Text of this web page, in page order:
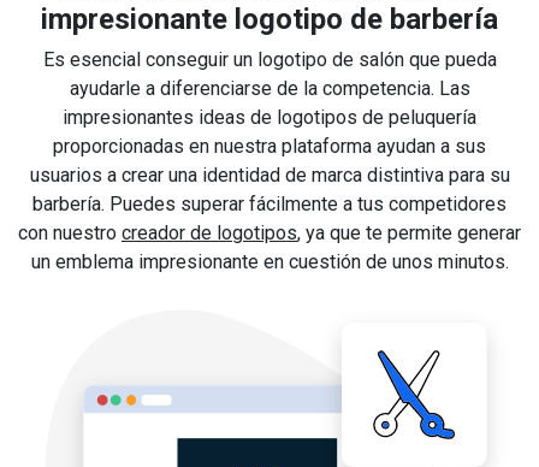
impresionante logotipo de barbería
Es esencial conseguir un logotipo de salón que pueda
ayudarle a diferenciarse de la competencia. Las
impresionantes ideas de logotipos de peluquería
proporcionadas en nuestra plataforma ayudan a sus
usuarios a crear una identidad de marca distintiva para su
barbería. Puedes superar fácilmente a tus competidores
con nuestro creador de logotipos, ya que te permite generar
un emblema impresionante en cuestión de unos minutos.